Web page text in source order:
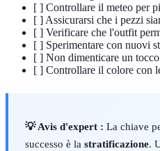
[ ] Controllare il meteo per
[ ] Assicurarsi che i pezzi
[ ] Verificare che l'outfit
[ ] Sperimentare con nuovi
[ ] Non dimenticare un
[ ] Controllare il colore con
💡 Avis d'expert : La chiave
successo è la stratificazione.